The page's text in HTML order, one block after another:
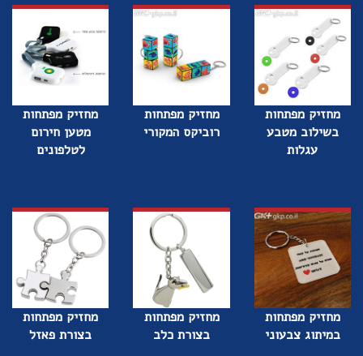
מחזיק מפתחות
בשילוב מטבע
עגלות
מחזיק מפתחות
רוביקס המקורי
מחזיק מפתחות
מטען חירום
לטלפונים
מחזיק מפתחות
במיתוג צבעוני
מחזיק מפתחות
בצורת כלב
מחזיק מפתחות
בצורת פאזל